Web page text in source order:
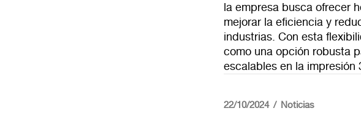
la empresa busca ofrecer
mejorar la eficiencia y
industrias. Con esta
como una opción robusta
escalables en la impresión
22/10/2024 Noticias